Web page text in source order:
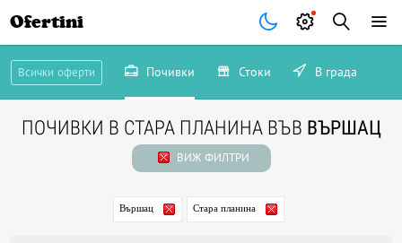
Ofertini
Всички оферти Почивки Стоки В града
ПОЧИВКИ В СТАРА ПЛАНИНА ВЪВ ВЪРШАЦ
ВИЖ ФИЛТРИ
Вършац Стара планина